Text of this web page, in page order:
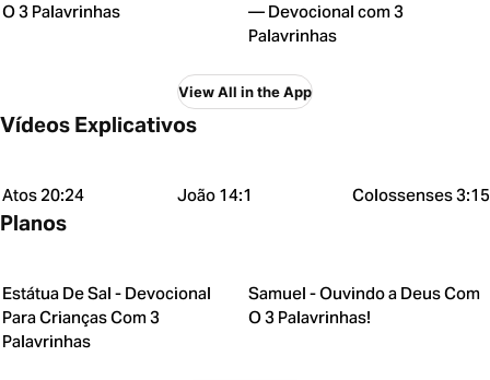
O 3 Palavrinhas
— Devocional com 3
Palavrinhas
View All in the App
Vídeos Explicativos
Atos 20:24 João 14:1 Colossenses 3:15
Planos
Estátua De Sal - Devocional
Para Crianças Com 3
Palavrinhas
Samuel - Ouvindo a Deus Com
O 3 Palavrinhas!